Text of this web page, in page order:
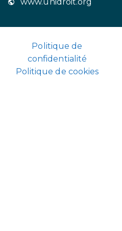
Politique de
confidentialité
Politique de cookies